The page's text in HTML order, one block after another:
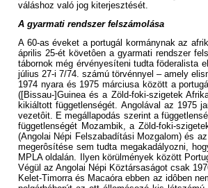
váláshoz való jog kiterjesztését.
A gyarmati rendszer felszámolása
A 60-as éveket a portugál kormánynak az
április 25-ét követôen a gyarmati rendszer
tábornok még érvényesíteni tudta föderalista
július 27-i 7/74. számú törvénnyel – amely
1974 nyara és 1975 márciusa között a
([Bissau-]Guinea és a Zöld-foki-szigetek
kikiáltott függetlenségét. Angolával az 1975
vezetôit. E megállapodás szerint a
függetlenségét Mozambik, a Zöld-foki-
(Angolai Népi Felszabadítási Mozgalom) és
megerôsítése sem tudta megakadályozni,
MPLA oldalán. Ilyen körülmények között
Végül az Angolai Népi Köztársaságot csak
Kelet-Timorra és Macaóra ebben az idôben